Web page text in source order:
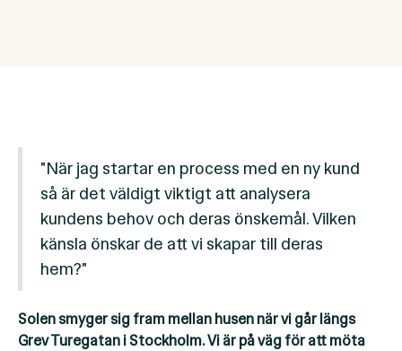
"När jag startar en process med en ny kund
så är det väldigt viktigt att analysera
kundens behov och deras önskemål. Vilken
känsla önskar de att vi skapar till deras
hem?"
Solen smyger sig fram mellan husen när vi går längs
Grev Turegatan i Stockholm. Vi är på väg för att möta